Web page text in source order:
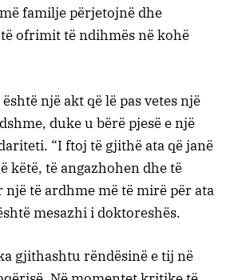
familje përjetojnë dhe
ofrimit të ndihmës në kohë
një akt që lë pas vetes një
duke u bërë pjesë e një
“I ftoj të gjithë ata që janë
këtë, të angazhohen dhe të
të ardhme më të mirë për ata
mesazhi i doktoreshës.
gjithashtu rëndësinë e tij në